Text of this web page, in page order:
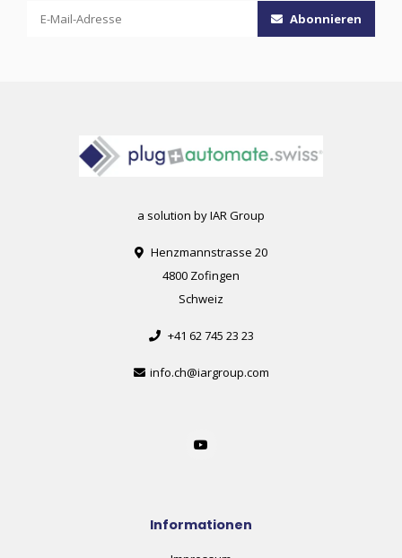
Abonnieren
a solution by IAR Group
Henzmannstrasse 20
4800 Zofingen
Schweiz
+41 62 745 23 23
info.ch@iargroup.com
Informationen